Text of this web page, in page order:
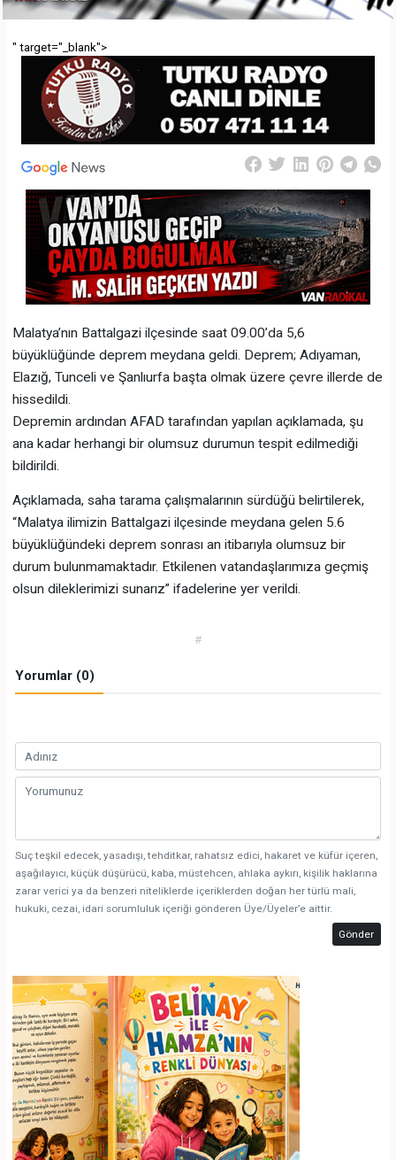
" target="_blank">
Malatya’nın Battalgazi ilçesinde saat 09.00’da 5,6
büyüklüğünde deprem meydana geldi. Deprem; Adıyaman,
Elazığ, Tunceli ve Şanlıurfa başta olmak üzere çevre illerde de
hissedildi.
Depremin ardından AFAD tarafından yapılan açıklamada, şu
ana kadar herhangi bir olumsuz durumun tespit edilmediği
bildirildi.
Açıklamada, saha tarama çalışmalarının sürdüğü belirtilerek,
“Malatya ilimizin Battalgazi ilçesinde meydana gelen 5.6
büyüklüğündeki deprem sonrası an itibarıyla olumsuz bir
durum bulunmamaktadır. Etkilenen vatandaşlarımıza geçmiş
olsun dileklerimizi sunarız” ifadelerine yer verildi.
#
Yorumlar (0)
Suç teşkil edecek, yasadışı, tehditkar, rahatsız edici, hakaret ve küfür içeren,
aşağılayıcı, küçük düşürücü, kaba, müstehcen, ahlaka aykırı, kişilik haklarına
zarar verici ya da benzeri niteliklerde içeriklerden doğan her türlü mali,
hukuki, cezai, idari sorumluluk içeriği gönderen Üye/Üyeler’e aittir.
Gönder